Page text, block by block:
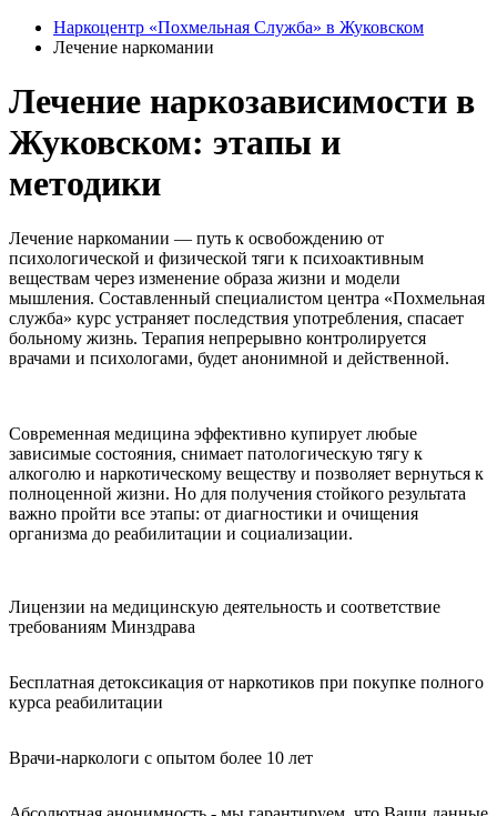
Наркоцентр «Похмельная Служба» в Жуковском
Лечение наркомании
Лечение наркозависимости в
Жуковском: этапы и
методики
Лечение наркомании — путь к освобождению от
психологической и физической тяги к психоактивным
веществам через изменение образа жизни и модели
мышления. Составленный специалистом центра «Похмельная
служба» курс устраняет последствия употребления, спасает
больному жизнь. Терапия непрерывно контролируется
врачами и психологами, будет анонимной и действенной.
Современная медицина эффективно купирует любые
зависимые состояния, снимает патологическую тягу к
алкоголю и наркотическому веществу и позволяет вернуться к
полноценной жизни. Но для получения стойкого результата
важно пройти все этапы: от диагностики и очищения
организма до реабилитации и социализации.
Лицензии на медицинскую деятельность и соответствие
требованиям Минздрава
Бесплатная детоксикация от наркотиков при покупке полного
курса реабилитации
Врачи-наркологи с опытом более 10 лет